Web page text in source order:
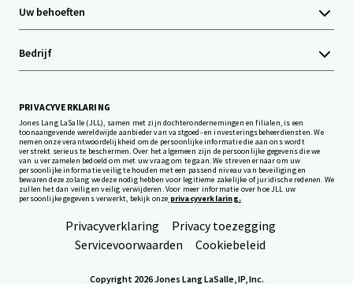
Uw behoeften
Bedrijf
PRIVACYVERKLARING
Jones Lang LaSalle (JLL), samen met zijn dochterondernemingen en filialen, is een
toonaangevende wereldwijde aanbieder van vastgoed- en investeringsbeheerdiensten. We
nemen onze verantwoordelijkheid om de persoonlijke informatie die aan ons wordt
verstrekt serieus te beschermen. Over het algemeen zijn de persoonlijke gegevens die we
van u verzamelen bedoeld om met uw vraag om te gaan. We streven ernaar om uw
persoonlijke informatie veilig te houden met een passend niveau van beveiliging en
bewaren deze zolang we deze nodig hebben voor legitieme zakelijke of juridische redenen. We
zullen het dan veilig en veilig verwijderen. Voor meer informatie over hoe JLL uw
persoonlijke gegevens verwerkt, bekijk onze privacyverklaring.
Privacyverklaring
Privacy toezegging
Servicevoorwaarden
Cookiebeleid
Copyright 2026 Jones Lang LaSalle, IP, Inc.